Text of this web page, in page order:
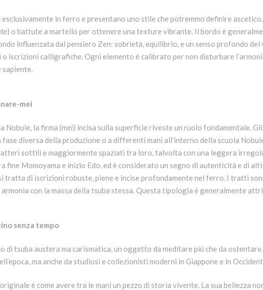
in ferro e presentano uno stile che potremmo definire
) o battute a martello per ottenere una texture vibrante. Il bordo è
influenzata dal pensiero Zen: sobrietà, equilibrio, e un senso profondo
iscrizioni calligrafiche. Ogni elemento è calibrato per non disturbare
mei
Nobuie, la firma (mei) incisa sulla superficie riveste un ruolo fondamentale.
diversa della produzione o a differenti mani all’interno della scuola
sottili e maggiormente spaziati tra loro, talvolta con una leggera
fine Momoyama e inizio Edo, ed è considerato un segno di autenticità e di
tratta di iscrizioni robuste, piene e incise profondamente nel ferro. I tratti
con la massa della tsuba stessa. Questa tipologia è generalmente
senza tempo
di tsuba austera ma carismatica, un oggetto da meditare più che da
ma anche da studiosi e collezionisti moderni in Giappone e in
è come avere tra le mani un pezzo di storia vivente. La sua bellezza